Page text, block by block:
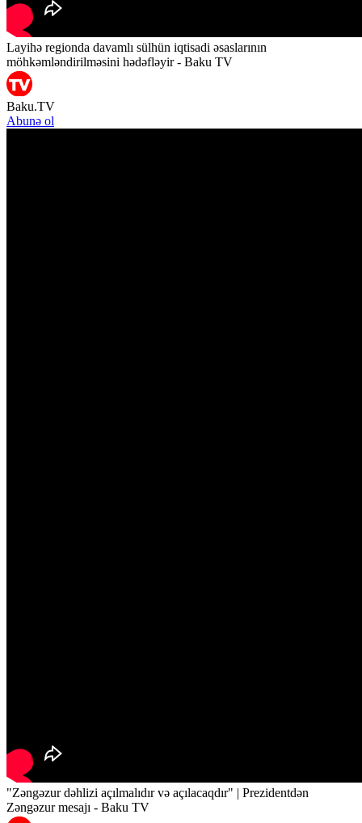
Layihə regionda davamlı sülhün iqtisadi əsaslarının
möhkəmləndirilməsini hədəfləyir - Baku TV
Baku.TV
Abunə ol
"Zəngəzur dəhlizi açılmalıdır və açılacaqdır" | Prezidentdən
Zəngəzur mesajı - Baku TV